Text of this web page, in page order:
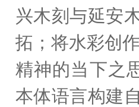
兴木刻与延安
拓；将水彩创
精神的当下之
本体语言构建